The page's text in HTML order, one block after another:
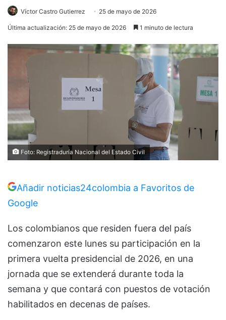
Víctor Castro Gutierrez 25 de mayo de 2026
Última actualización: 25 de mayo de 2026 1 minuto de lectura
Foto: Registraduría Nacional del Estado Civil
Añadir noticias24colombia a Favoritos de
Google
Los colombianos que residen fuera del país
comenzaron este lunes su participación en la
primera vuelta presidencial de 2026, en una
jornada que se extenderá durante toda la
semana y que contará con puestos de votación
habilitados en decenas de países.